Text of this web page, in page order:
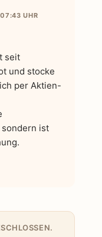
UHR
seit
und stocke
per Aktien-
ist